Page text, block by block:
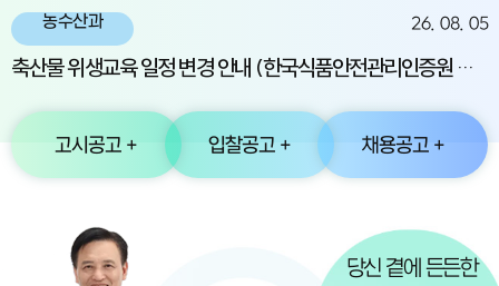
농수산과
축산물 위생교육 일정 변경 안내 (한국식품안전관리인증원 교육)
26. 08. 05
고시공고 + 입찰공고 + 채용공고 +
열린 구청장실
당신 곁에 든든한